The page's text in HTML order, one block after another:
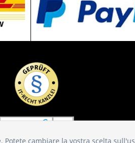
cambiare la vostra scelta